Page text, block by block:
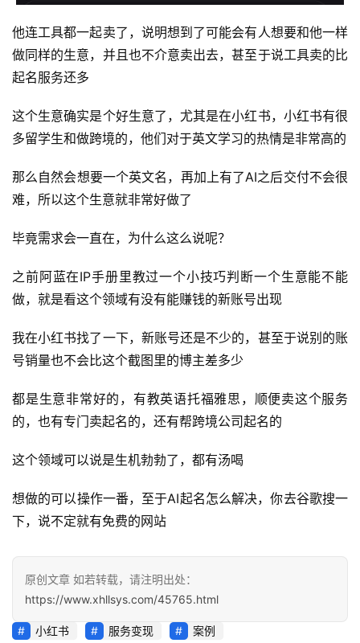
区
他连工具都一起卖了，说明想到了可能会有人想要和他一样
做同样的生意，并且也不介意卖出去，甚至于说工具卖的比
起名服务还多
这个生意确实是个好生意了，尤其是在小红书，小红书有很
多留学生和做跨境的，他们对于英文学习的热情是非常高的
那么自然会想要一个英文名，再加上有了AI之后交付不会很
难，所以这个生意就非常好做了
毕竟需求会一直在，为什么这么说呢？
之前阿蓝在IP手册里教过一个小技巧判断一个生意能不能
做，就是看这个领域有没有能赚钱的新账号出现
我在小红书找了一下，新账号还是不少的，甚至于说别的账
号销量也不会比这个截图里的博主差多少
都是生意非常好的，有教英语托福雅思，顺便卖这个服务
的，也有专门卖起名的，还有帮跨境公司起名的
这个领域可以说是生机勃勃了，都有汤喝
想做的可以操作一番，至于AI起名怎么解决，你去谷歌搜一
下，说不定就有免费的网站
原创文章 如若转载，请注明出处：
https://www.xhllsys.com/45765.html
小红书 服务变现 案例